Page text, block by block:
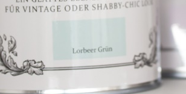
Buchempfehlung design DIY
Kreativität
tipps Makro Monochrom
Sommer